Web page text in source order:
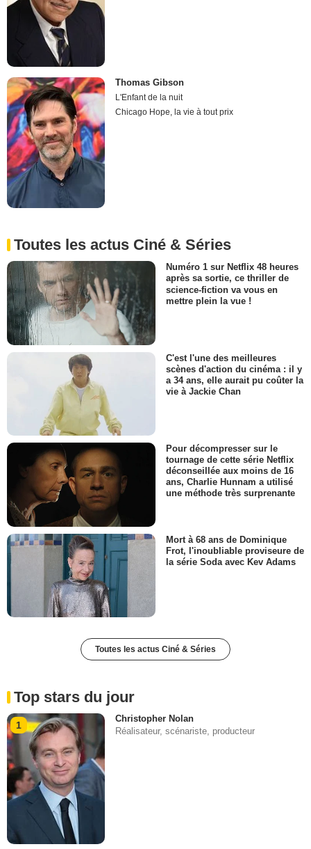
Thomas Gibson
L'Enfant de la nuit
Chicago Hope, la vie à tout prix
Toutes les actus Ciné & Séries
Numéro 1 sur Netflix 48 heures
après sa sortie, ce thriller de
science-fiction va vous en
mettre plein la vue !
C'est l'une des meilleures
scènes d'action du cinéma : il y
a 34 ans, elle aurait pu coûter la
vie à Jackie Chan
Pour décompresser sur le
tournage de cette série Netflix
déconseillée aux moins de 16
ans, Charlie Hunnam a utilisé
une méthode très surprenante
Mort à 68 ans de Dominique
Frot, l'inoubliable proviseure de
la série Soda avec Kev Adams
Toutes les actus Ciné & Séries
Top stars du jour
1
Christopher Nolan
Réalisateur, scénariste, producteur